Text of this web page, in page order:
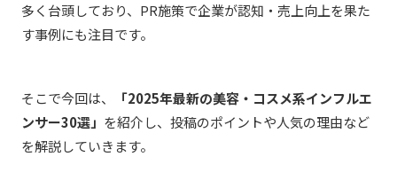
多く台頭しており、PR施策で企業が認知・売上向上を果た
す事例にも注目です。
そこで今回は、
「2025年最新の美容・コスメ系インフルエ
ンサー30選」 を紹介し、投稿のポイントや人気の理由など
を解説していきます。